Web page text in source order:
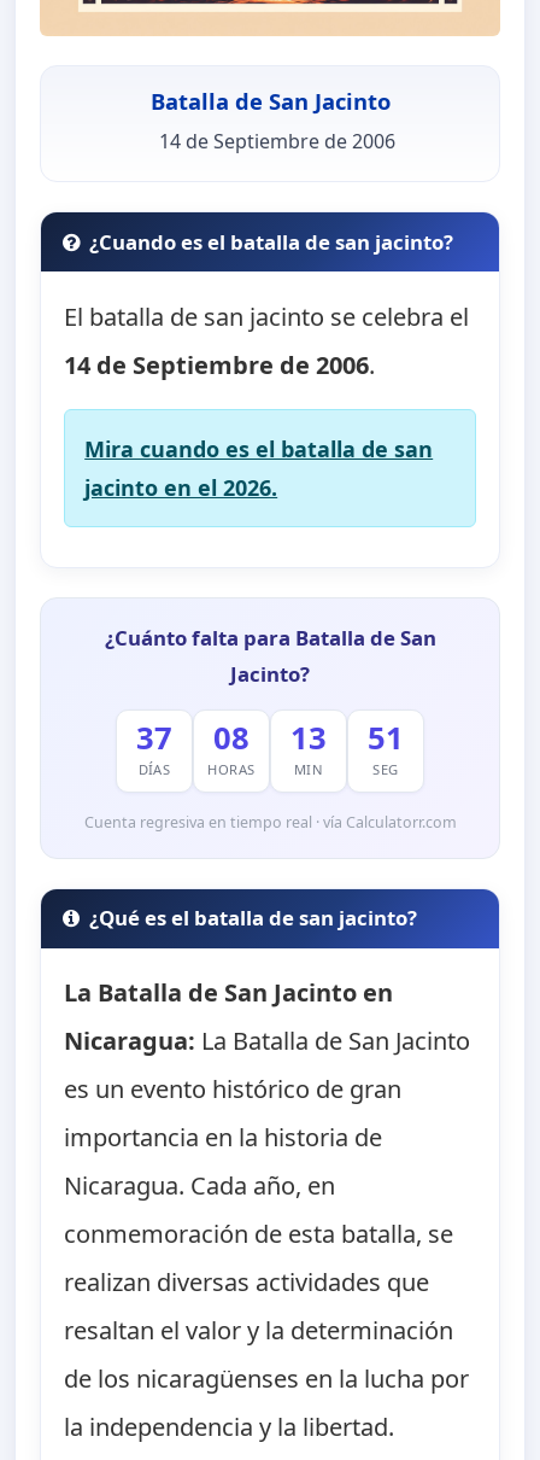
Batalla de San Jacinto
14 de Septiembre de 2006
¿Cuando es el batalla de san jacinto?
El batalla de san jacinto se celebra el
14 de Septiembre de 2006.
Mira cuando es el batalla de san
jacinto en el 2026.
¿Cuánto falta para Batalla de San
Jacinto?
37
DÍAS
08
HORAS
13
MIN
50
SEG
Cuenta regresiva en tiempo real · vía Calculatorr.com
¿Qué es el batalla de san jacinto?
La Batalla de San Jacinto en
Nicaragua: La Batalla de San Jacinto
es un evento histórico de gran
importancia en la historia de
Nicaragua. Cada año, en
conmemoración de esta batalla, se
realizan diversas actividades que
resaltan el valor y la determinación
de los nicaragüenses en la lucha por
la independencia y la libertad.